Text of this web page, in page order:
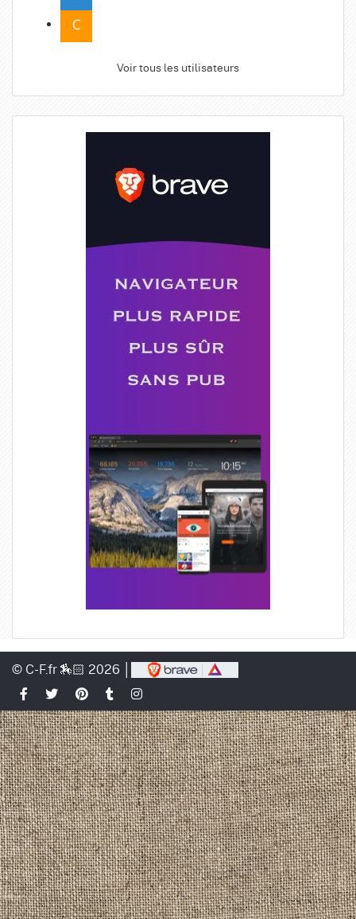
Voir tous les utilisateurs
© C-F.fr 🏇🏻 2026 │